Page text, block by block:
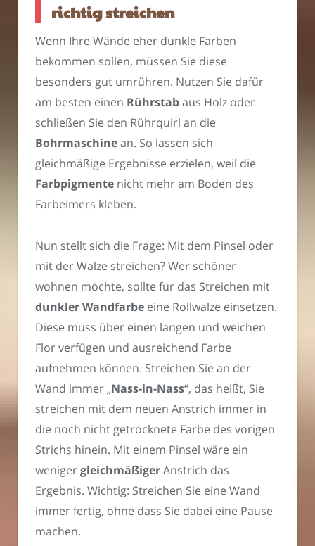
richtig streichen
Wenn Ihre Wände eher dunkle Farben
bekommen sollen, müssen Sie diese
besonders gut umrühren. Nutzen Sie dafür
am besten einen Rührstabaus Holz oder
schließen Sie den Rührquirl an die
Bohrmaschinean. So lassen sich
gleichmäßige Ergebnisse erzielen, weil die
Farbpigmente nicht mehr am Boden des
Farbeimers kleben.
Nun stellt sich die Frage: Mit dem Pinsel oder
mit der Walze streichen? Wer schöner
wohnen möchte, sollte für das Streichen mit
dunkler Wandfarbe eine Rollwalze einsetzen.
Diese muss über einen langen und weichen
Flor verfügen und ausreichend Farbe
aufnehmen können. Streichen Sie an der
Wand immer „Nass-in-Nass“, das heißt, Sie
streichen mit dem neuen Anstrich immer in
die noch nicht getrocknete Farbe des vorigen
Strichs hinein. Mit einem Pinsel wäre ein
wenigergleichmäßigerAnstrich das
Ergebnis. Wichtig: Streichen Sie eine Wand
immer fertig, ohne dass Sie dabei eine Pause
machen.